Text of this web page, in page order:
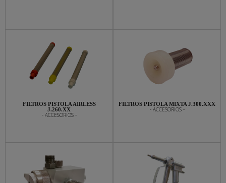
FILTROS PISTOLA AIRLESS
J.260.XX
- ACCESORIOS -
FILTROS PISTOLA MIXTA J.300.XXX
- ACCESORIOS -